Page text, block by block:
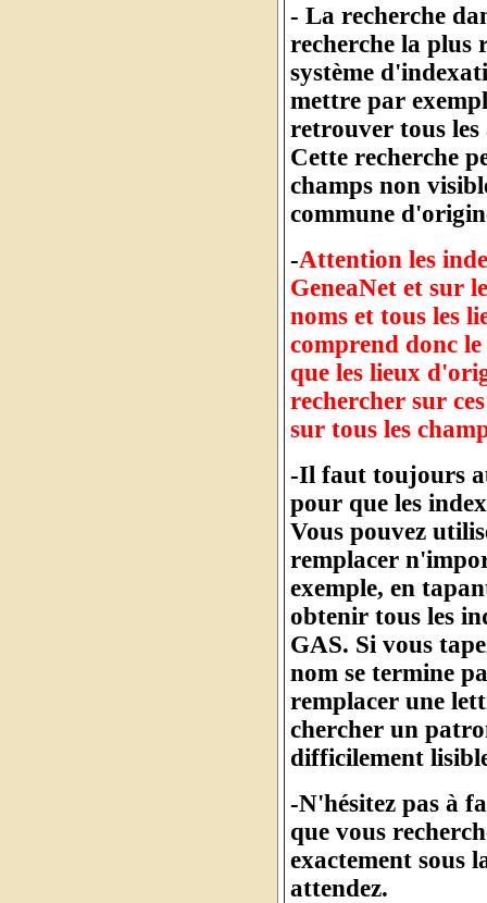
- La recherche
recherche la plus
système
mettre par
retrouver tous
Cette recherche
champs non
commune
-Attention les
GeneaNet et sur
noms et tous les
comprend donc
que les lieux
rechercher sur
sur tous les
-Il faut toujours
pour que les
Vous pouvez
remplacer
exemple, en
obtenir tous les
GAS. Si vous
nom se termine
remplacer une
chercher un
difficilement
-N'hésitez pas à
que vous
exactement sous
attendez.